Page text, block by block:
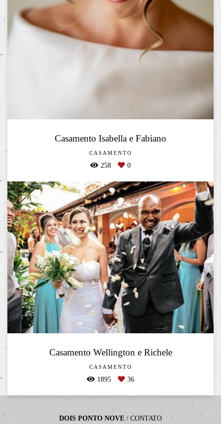
Casamento Isabella e Fabiano
CASAMENTO
258 0
Casamento Wellington e Richele
CASAMENTO
1895 36
DOIS PONTO NOVE / CONTATO